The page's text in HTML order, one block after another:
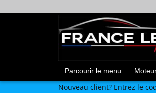
Parcourir le menu
Nouveau client? Entrez le